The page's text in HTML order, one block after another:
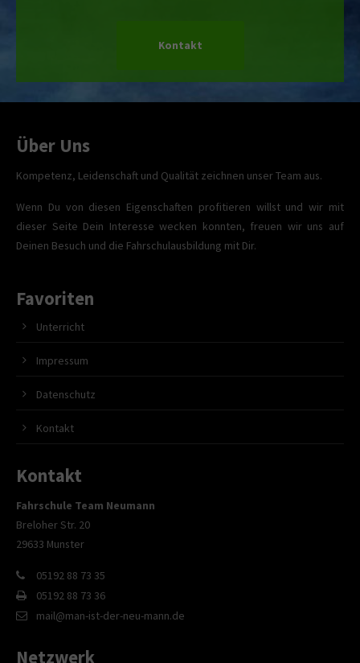
Kontakt
Über Uns
Kompetenz, Leidenschaft und Qualität zeichnen unser Team aus.
Wenn Du von diesen Eigenschaften profitieren willst und wir mit
dieser Seite Dein Interesse wecken konnten, freuen wir uns auf
Deinen Besuch und die Fahrschulausbildung mit Dir.
Favoriten
Unterricht
Impressum
Datenschutz
Kontakt
Kontakt
Fahrschule Team Neumann
Breloher Str. 20
29633 Munster
05192 88 73 35
05192 88 73 36
mail@man-ist-der-neu-mann.de
Netzwerk